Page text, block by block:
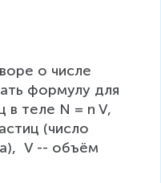
о числе
формулу для
в теле N = n V,
(число
V -- объём